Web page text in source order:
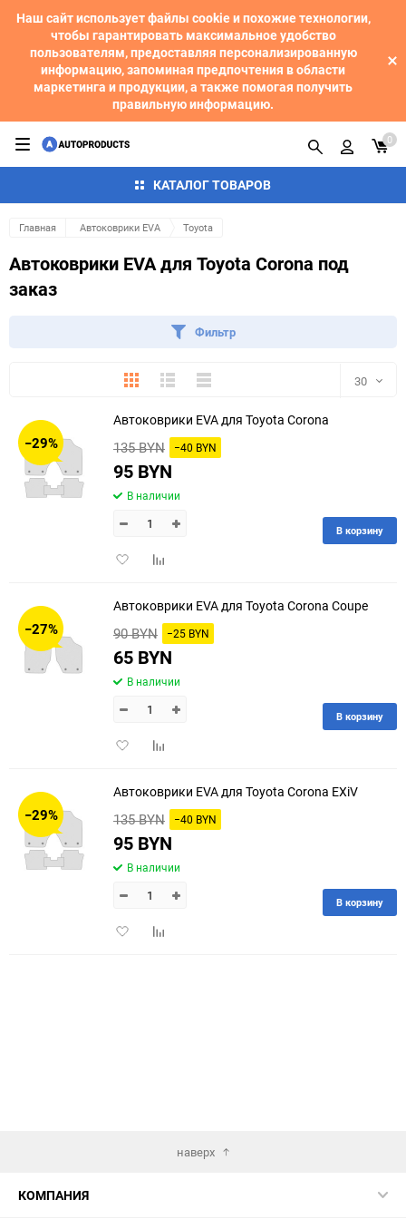
Наш сайт использует файлы cookie и похожие технологии,
чтобы гарантировать максимальное удобство
пользователям, предоставляя персонализированную
информацию, запоминая предпочтения в области
маркетинга и продукции, а также помогая получить
правильную информацию.
КАТАЛОГ ТОВАРОВ
0
Главная Автоковрики EVA Toyota
Автоковрики EVA для Toyota Corona под
заказ
Фильтр
ПлиткаПодробноКомпактно 30
150
−29%
Автоковрики EVA для Toyota Corona
135 BYN −40 BYN
95 BYN
В наличии
ДобавитьДобавить
В корзину
−27%
Автоковрики EVA для Toyota Corona Coupe
90 BYN −25 BYN
65 BYN
В наличии
ДобавитьДобавить
В корзину
−29%
Автоковрики EVA для Toyota Corona EXiV
135 BYN −40 BYN
95 BYN
В наличии
ДобавитьДобавить
В корзину
наверх
КОМПАНИЯ